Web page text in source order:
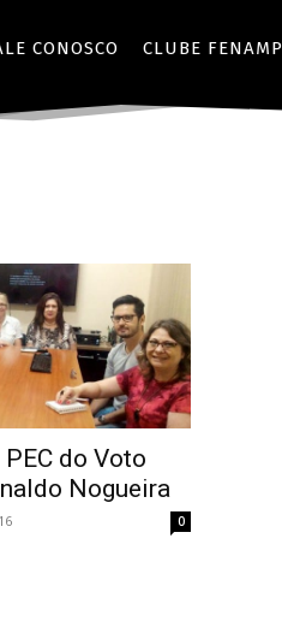
CONOSCO CLUBE FENAMP
do Voto
Nogueira
0